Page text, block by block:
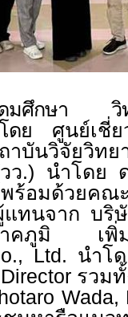
อุดมศึกษา
ดย ศูนย์เชี่
บันวิจัยวิทย
วว.) นำโดย
ร้อมด้วยคณ
ทนจาก บริ
คภูมิ เพิ่ม
Ltd. นำโ
รวม